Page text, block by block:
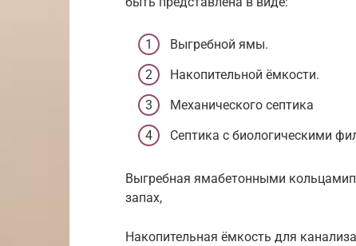
Выгребной ямы.
Накопительной ёмкости.
Механического септика
Септика с биологическими
Выгребная ямабетонными
запах,
Накопительная ёмкость для